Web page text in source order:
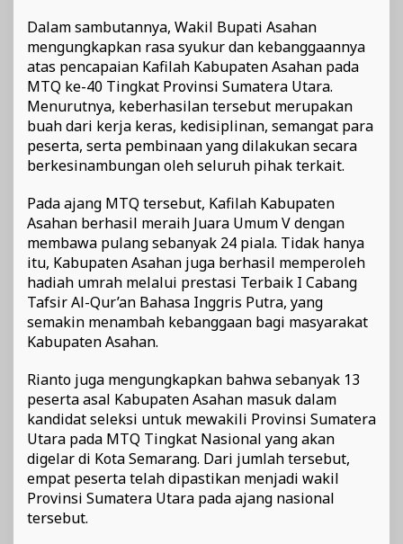
Dalam sambutannya, Wakil Bupati Asahan
mengungkapkan rasa syukur dan kebanggaannya
atas pencapaian Kafilah Kabupaten Asahan pada
MTQ ke-40 Tingkat Provinsi Sumatera Utara.
Menurutnya, keberhasilan tersebut merupakan
buah dari kerja keras, kedisiplinan, semangat para
peserta, serta pembinaan yang dilakukan secara
berkesinambungan oleh seluruh pihak terkait.
Pada ajang MTQ tersebut, Kafilah Kabupaten
Asahan berhasil meraih Juara Umum V dengan
membawa pulang sebanyak 24 piala. Tidak hanya
itu, Kabupaten Asahan juga berhasil memperoleh
hadiah umrah melalui prestasi Terbaik I Cabang
Tafsir Al-Qur’an Bahasa Inggris Putra, yang
semakin menambah kebanggaan bagi masyarakat
Kabupaten Asahan.
Rianto juga mengungkapkan bahwa sebanyak 13
peserta asal Kabupaten Asahan masuk dalam
kandidat seleksi untuk mewakili Provinsi Sumatera
Utara pada MTQ Tingkat Nasional yang akan
digelar di Kota Semarang. Dari jumlah tersebut,
empat peserta telah dipastikan menjadi wakil
Provinsi Sumatera Utara pada ajang nasional
tersebut.